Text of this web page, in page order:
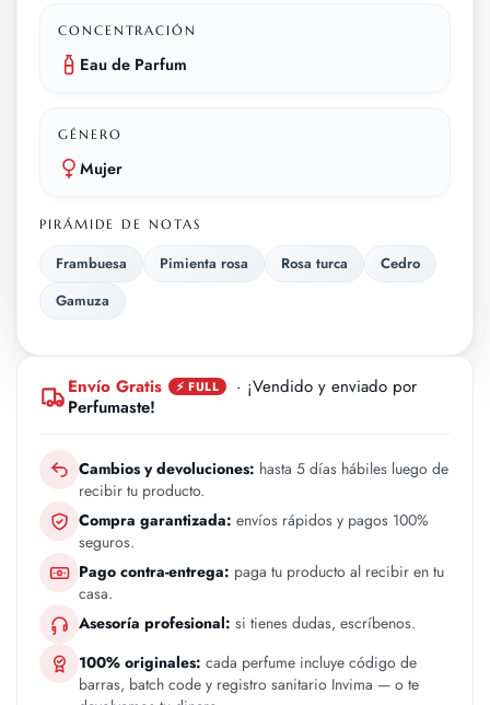
CONCENTRACIÓN
Eau de Parfum
GÉNERO
Mujer
PIRÁMIDE DE NOTAS
Frambuesa Pimienta rosa Rosa turca
Cedro
Gamuza
Envío Gratis ⚡ FULL
· ¡Vendido y enviado por
Perfumaste!
Cambios y devoluciones: hasta 5 días hábiles luego de
recibir tu producto.
Compra garantizada: envíos rápidos y pagos 100%
seguros.
Pago contra-entrega: paga tu producto al recibir en tu
casa.
Asesoría profesional: si tienes dudas, escríbenos.
100% originales: cada perfume incluye código de
barras, batch code y registro sanitario Invima — o te